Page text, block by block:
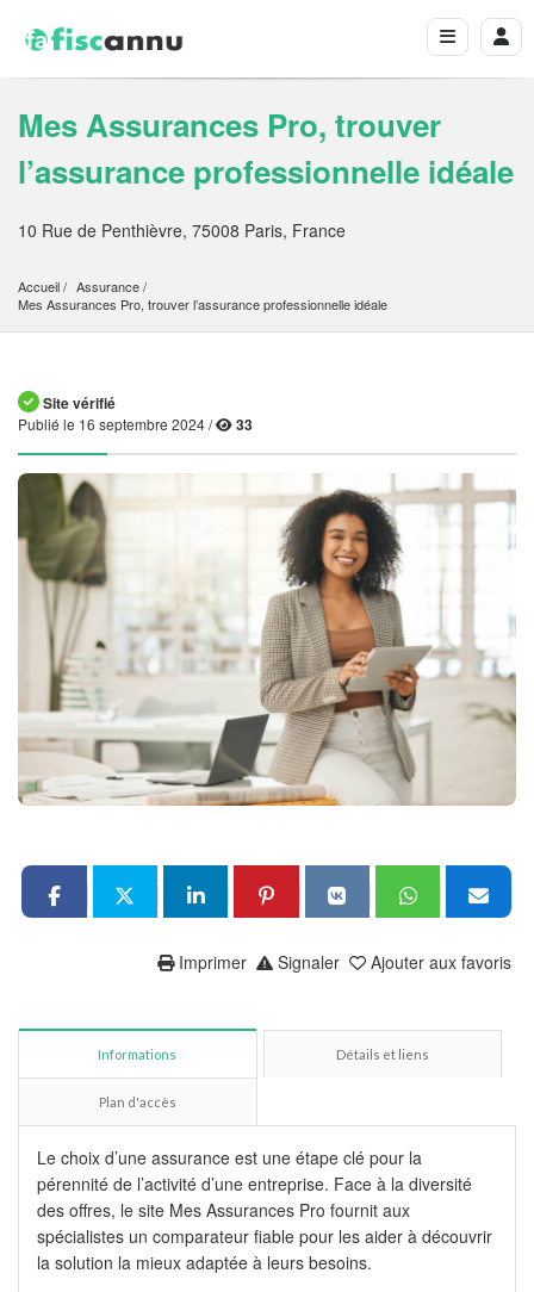
Mes Assurances Pro, trouver
l’assurance professionnelle idéale
10 Rue de Penthièvre, 75008 Paris, France
Accueil
Assurance
Mes Assurances Pro, trouver l’assurance professionnelle idéale
Site vérifié
Publié le 16 septembre 2024 / 33
Ajouter aux favoris
Signaler
Imprimer
Informations Détails et liens
Plan d'accès
Le choix d’une assurance est une étape clé pour la
pérennité de l’activité d’une entreprise. Face à la diversité
des offres, le site Mes Assurances Pro fournit aux
spécialistes un comparateur fiable pour les aider à découvrir
la solution la mieux adaptée à leurs besoins.